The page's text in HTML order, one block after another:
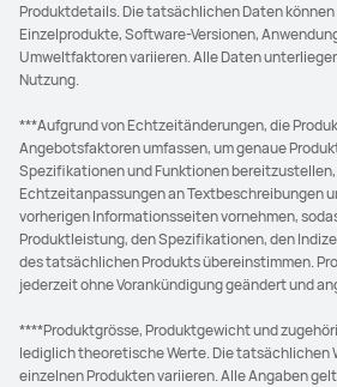
Produktdetails. Die tatsächlichen Daten
Einzelprodukte, Software-Versionen,
Umweltfaktoren variieren. Alle Daten
Nutzung.
***Aufgrund von Echtzeitänderungen, die
Angebotsfaktoren umfassen, um genaue
Spezifikationen und Funktionen bereitzustellen,
Echtzeitanpassungen an Textbeschreibungen
vorherigen Informationsseiten vornehmen,
Produktleistung, den Spezifikationen, den
des tatsächlichen Produkts übereinstimmen.
jederzeit ohne Vorankündigung geändert und
****Produktgrösse, Produktgewicht und
lediglich theoretische Werte. Die tatsächlichen
einzelnen Produkten variieren. Alle Angaben